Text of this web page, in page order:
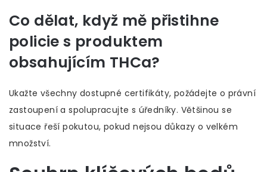
Co dělat, když mě přistihne
policie s produktem
obsahujícím THCa?
Ukažte všechny dostupné certifikáty, požádejte o právní
zastoupení a spolupracujte s úředníky. Většinou se
situace řeší pokutou, pokud nejsou důkazy o velkém
množství.